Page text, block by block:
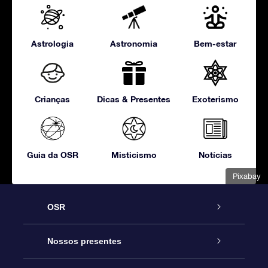
Pixabay
Astrologia Astronomia Bem-estar
Crianças Dicas & Presentes Exoterismo
Guia da OSR Misticismo Notícias
OSR
Serviço
Nossos presentes